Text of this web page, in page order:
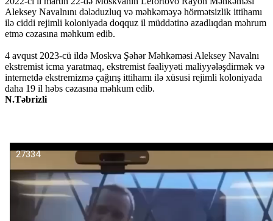
Aleksey Navalnını dələduzluq və məhkəməyə hörmətsizlik ittihamı
ilə ciddi rejimli koloniyada doqquz il müddətinə azadlıqdan məhrum
etmə cəzasına məhkum edib.
4 avqust 2023-cü ildə Moskva Şəhər Məhkəməsi Aleksey Navalnı
ekstremist icma yaratmaq, ekstremist fəaliyyəti maliyyələşdirmək və
internetdə ekstremizmə çağırış ittihamı ilə xüsusi rejimli koloniyada
daha 19 il həbs cəzasına məhkum edib.
N.Təbrizli